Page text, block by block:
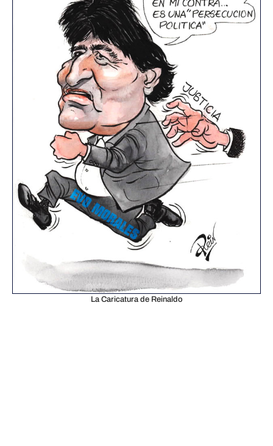
La Caricatura de Reinaldo